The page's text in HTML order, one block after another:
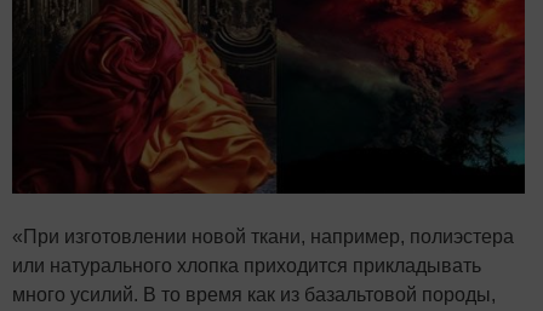
«При изготовлении новой ткани, например, полиэстера
или натурального хлопка приходится прикладывать
много усилий. В то время как из базальтовой породы,